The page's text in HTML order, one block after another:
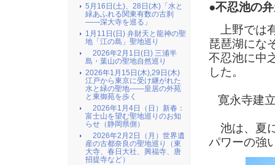
●不忍池の
上野では
琵琶湖にな
不忍池に中
した。
寛永寺建
池は、夏
パワーの強
5月16日(土)、28日(木)「水と
緑あふれる関東有数の古刹
――深大寺を巡る」
1月11日(日) 弁財天と龍神の聖
地「江の島」聖地巡り
2026年2月1日(日) 三浦半
島・葉山の聖地自然巡り
2026年1月15日(木),29日(木)
江戸から東京に受け継がれた
水と緑の聖地――皇居の外苑
と東御苑を歩く
2026年1月4日（日）新春：
富士山を望む聖地巡りのお知
らせ（静岡県側）
2026年2月2日（月）世界遺
産の古都奈良の聖地巡り（東
大寺、春日大社、興福寺、唐
招提寺など）